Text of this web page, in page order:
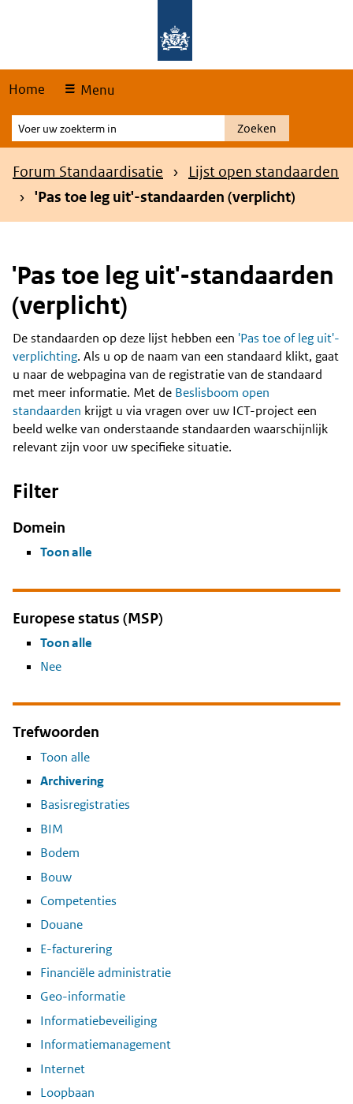
Home Menu
Voer
uw
zoekterm
Zoeken
Kruimelpad
Forum Standaardisatie
Lijst open standaarden
'Pas toe leg uit'-standaarden (verplicht)
'Pas toe leg uit'-standaarden
(verplicht)
Content
De standaarden op deze lijst hebben een 'Pas toe of leg uit'-
verplichting. Als u op de naam van een standaard klikt, gaat
u naar de webpagina van de registratie van de standaard
met meer informatie. Met de Beslisboom open
standaarden krijgt u via vragen over uw ICT-project een
beeld welke van onderstaande standaarden waarschijnlijk
relevant zijn voor uw specifieke situatie.
Filter
Domein
Toon alle
Europese status (MSP)
Toon alle
Nee
Trefwoorden
Toon alle
Archivering
Basisregistraties
BIM
Bodem
Bouw
Competenties
Douane
E-facturering
Financiële administratie
Geo-informatie
Informatiebeveiliging
Informatiemanagement
Internet
Loopbaan